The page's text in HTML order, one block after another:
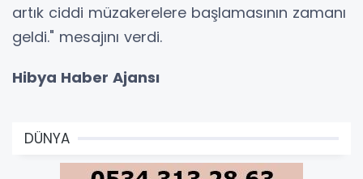
artık ciddi müzakerelere başlamasının zamanı
geldi." mesajını verdi.
Hibya Haber Ajansı
DÜNYA